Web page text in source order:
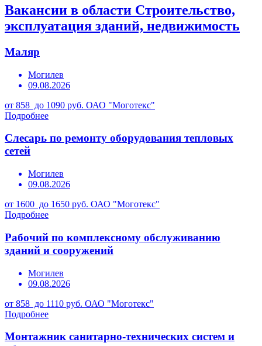
Вакансии в области Строительство,
эксплуатация зданий, недвижимость
Маляр
Могилев
09.08.2026
от 858 до 1090 руб. ОАО "Моготекс"
Подробнее
Слесарь по ремонту оборудования тепловых
сетей
Могилев
09.08.2026
от 1600 до 1650 руб. ОАО "Моготекс"
Подробнее
Рабочий по комплексному обслуживанию
зданий и сооружений
Могилев
09.08.2026
от 858 до 1110 руб. ОАО "Моготекс"
Подробнее
Монтажник санитарно-технических систем и